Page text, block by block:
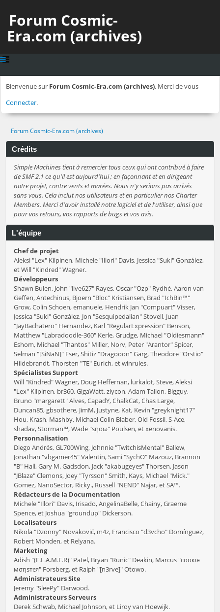
Forum Cosmic-
Era.com (archives)
Bienvenue sur Forum Cosmic-Era.com (archives). Merci de vous
Connecter.
Forum Cosmic-Era.com (archives)
Crédits
Simple Machines tient à remercier tous ceux qui ont contribué à faire
de SMF 2.1 ce qu'il est aujourd'hui ; en façonnant et en dirigeant
notre projet, contre vents et marées. Nous n'y serions pas arrivés
sans vous. Cela inclut nos utilisateurs et en particulier nos Charter
Members. Merci d'avoir installé notre logiciel et de l'utiliser, ainsi que
pour vos retours, vos rapports de bugs et vos avis.
L'équipe
Chef de projet
Aleksi "Lex" Kilpinen, Michele "Illori" Davis, Jessica "Suki" González,
et Will "Kindred" Wagner.
Développeurs
Shawn Bulen, John "live627" Rayes, Oscar "Ozp" Rydhé, Aaron van
Geffen, Antechinus, Bjoern "Bloc" Kristiansen, Brad "IchBin™"
Grow, Colin Schoen, emanuele, Hendrik Jan "Compuart" Visser,
Jessica "Suki" González, Jon "Sesquipedalian" Stovell, Juan
"JayBachatero" Hernandez, Karl "RegularExpression" Benson,
Matthew "Labradoodle-360" Kerle, Grudge, Michael "Oldiesmann"
Eshom, Michael "Thantos" Miller, Norv, Peter "Arantor" Spicer,
Selman "[SiNaN]" Eser, Shitiz "Dragooon" Garg, Theodore "Orstio"
Hildebrandt, Thorsten "TE" Eurich, et winrules.
Spécialistes Support
Will "Kindred" Wagner, Doug Heffernan, lurkalot, Steve, Aleksi
"Lex" Kilpinen, br360, GigaWatt, ziycon, Adam Tallon, Bigguy,
Bruno "margarett" Alves, CapadY, ChalkCat, Chas Large,
Duncan85, gbsothere, JimM, Justyne, Kat, Kevin "greyknight17"
Hou, Krash, Mashby, Michael Colin Blaber, Old Fossil, S-Ace,
shadav, Storman™, Wade "sησω" Poulsen, et xenovanis.
Personnalisation
Diego Andrés, GL700Wing, Johnnie "TwitchisMental" Ballew,
Jonathan "vbgamer45" Valentin, Sami "SychO" Mazouz, Brannon
"B" Hall, Gary M. Gadsdon, Jack "akabugeyes" Thorsen, Jason
"JBlaze" Clemons, Joey "Tyrsson" Smith, Kays, Michael "Mick."
Gomez, NanoSector, Ricky., Russell "NEND" Najar, et SA™.
Rédacteurs de la Documentation
Michele "Illori" Davis, Irisado, AngelinaBelle, Chainy, Graeme
Spence, et Joshua "groundup" Dickerson.
Localisateurs
Nikola "Dzonny" Novaković, m4z, Francisco "d3vcho" Domínguez,
Robert Monden, et Relyana.
Marketing
Adish "(F.L.A.M.E.R)" Patel, Bryan "Runic" Deakin, Marcus "cσσкιє
мσηѕтєя" Forsberg, et Ralph "[n3rve]" Otowo.
Administrateurs Site
Jeremy "SleePy" Darwood.
Administrateurs Serveurs
Derek Schwab, Michael Johnson, et Liroy van Hoewijk.